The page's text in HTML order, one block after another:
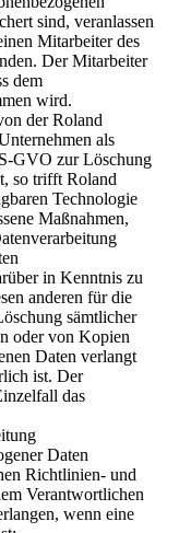
sind, veranlassen
Mitarbeiter des
Der Mitarbeiter
dem
wird.
der Roland
als
GVO zur Löschung
so trifft Roland
Technologie
Maßnahmen,
in Kenntnis zu
anderen für die
sämtlicher
oder von Kopien
Daten verlangt
ist. Der
das
Daten
Richtlinien- und
Verantwortlichen
wenn eine